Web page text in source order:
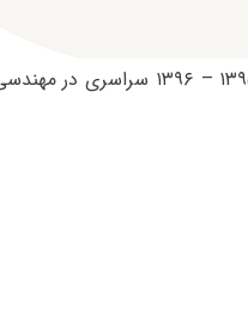
ظرفیت پذیرش آزمون کارشناسی ارشد